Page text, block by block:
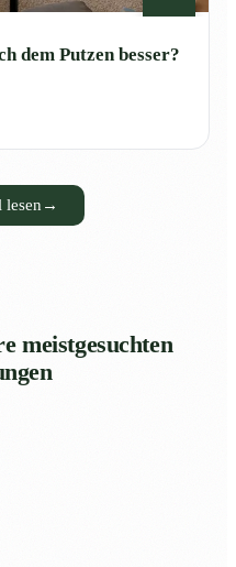
dem Putzen besser?
→
meistgesuchten